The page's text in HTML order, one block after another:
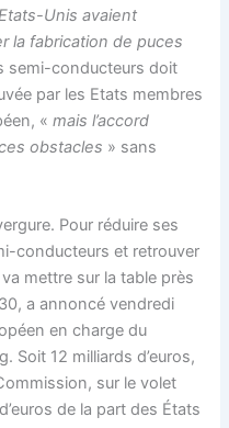
Unis avaient
la fabrication de puces
semi-conducteurs doit
par les Etats membres
«mais l’accord
obstacles » sans
Pour réduire ses
conducteurs et retrouver
va mettre sur la table près
a annoncé vendredi
en charge du
Soit 12 milliards d’euros,
sur le volet
de la part des États